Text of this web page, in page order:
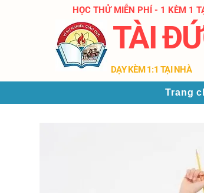
TÀI
HỌC THỬ MIỄN PHÍ - 1 KÈM 1
​DẠY KÈM 1:1 TẠI NHÀ
Trang